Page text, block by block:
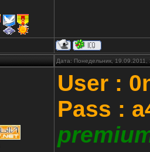
Дата: Понедельник,
User :
Pass :